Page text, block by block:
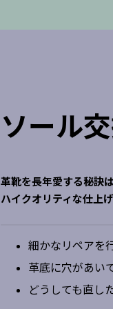
ソール
革靴を長年愛する秘訣
ハイクオリティな仕上
細かなリペアを
革底に穴があい
どうしても直し